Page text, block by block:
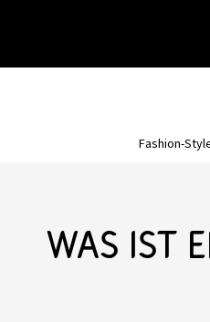
Fashion-
Was ist